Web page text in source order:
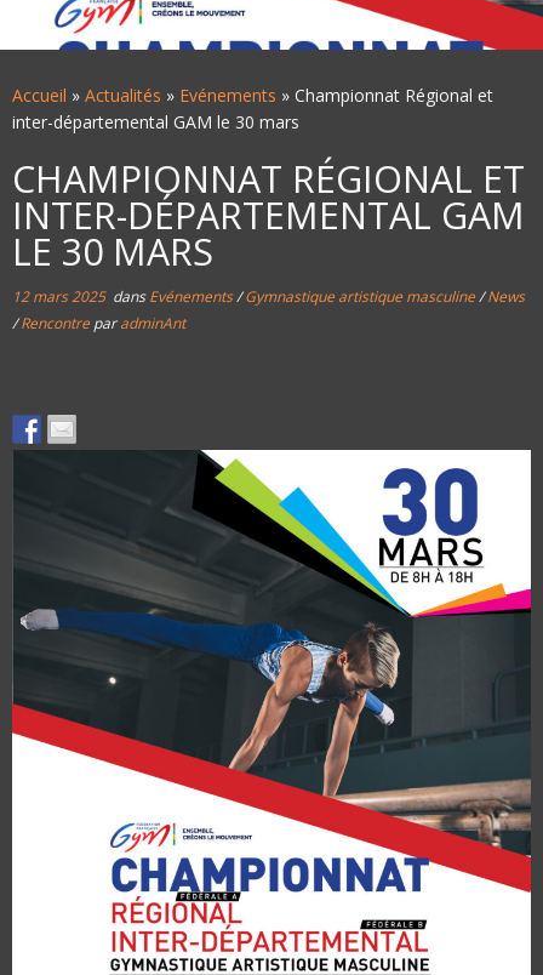
Accueil » Actualités » Evénements » Championnat Régional et
inter-départemental GAM le 30 mars
CHAMPIONNAT RÉGIONAL ET
INTER-DÉPARTEMENTAL GAM
LE 30 MARS
12 mars 2025dansEvénements/Gymnastique artistique masculine/News
/Rencontre paradminAnt